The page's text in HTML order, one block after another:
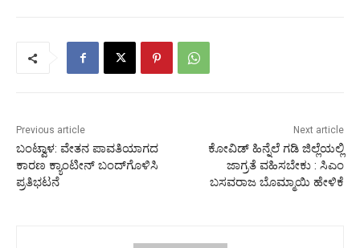
Previous article
ಬಂಟ್ವಾಳ: ವೇತನ ಪಾವತಿಯಾಗದ
ಕಾರಣ ಕ್ಯಾಂಟೀನ್ ಬಂದ್‍ಗೊಳಿಸಿ
ಪ್ರತಿಭಟನೆ
Next article
ಕೋವಿಡ್ ಹಿನ್ನೆಲೆ ಗಡಿ ಜಿಲ್ಲೆಯಲ್ಲಿ
ಜಾಗ್ರತೆ ವಹಿಸಬೇಕು : ಸಿಎಂ
ಬಸವರಾಜ ಬೊಮ್ಮಾಯಿ ಹೇಳಿಕೆ